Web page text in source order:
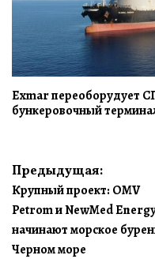
Exmar переоборудует
бункеровочный
Навигация
по
записям
Предыдущая:
Крупный проект: OMV
Petrom и NewMed Energy
начинают морское
Черном море